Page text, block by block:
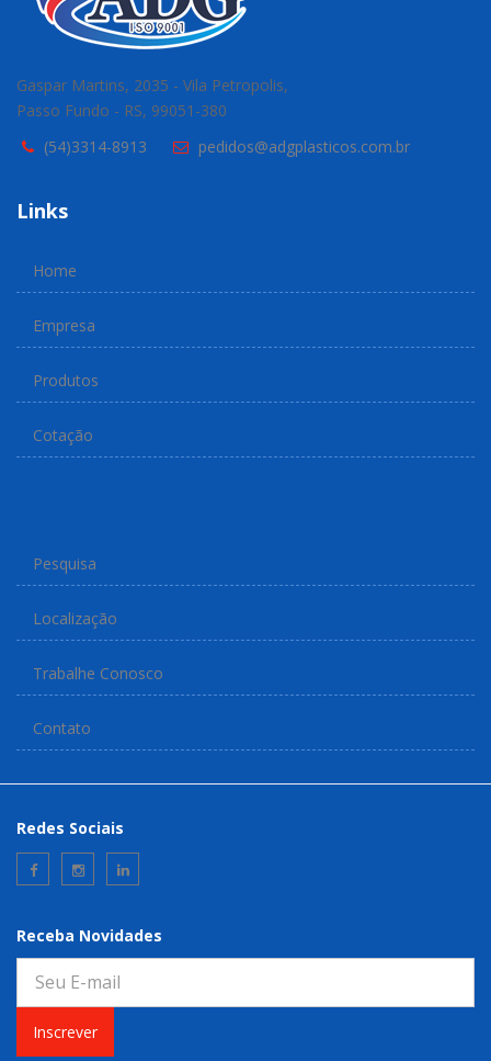
Gaspar Martins, 2035 - Vila Petropolis,
Passo Fundo - RS, 99051-380
(54)3314-8913
pedidos@adgplasticos.com.br
Links
Home
Empresa
Produtos
Cotação
Pesquisa
Localização
Trabalhe Conosco
Contato
Redes Sociais
Receba Novidades
Inscrever